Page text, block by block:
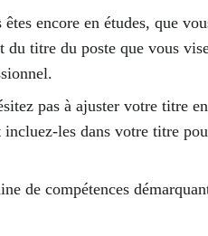
encore en études, que
titre du poste que vous
pas à ajuster votre titre
les dans votre titre
de compétences